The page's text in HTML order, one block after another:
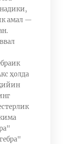
амал —
ҳолда